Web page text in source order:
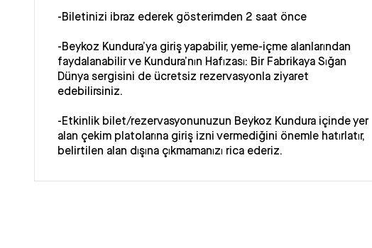
-Biletinizi ibraz ederek gösterimden 2 saat önce
-Beykoz Kundura’ya giriş yapabilir, yeme-içme alanlarından
faydalanabilir ve Kundura’nın Hafızası: Bir Fabrikaya Sığan
Dünya sergisini de ücretsiz rezervasyonla ziyaret
edebilirsiniz.
-Etkinlik bilet/rezervasyonunuzun Beykoz Kundura içinde yer
alan çekim platolarına giriş izni vermediğini önemle hatırlatır,
belirtilen alan dışına çıkmamanızı rica ederiz.
-Profesyonel fotoğraf makinesi ile yazılı izin olmaksızın çekim